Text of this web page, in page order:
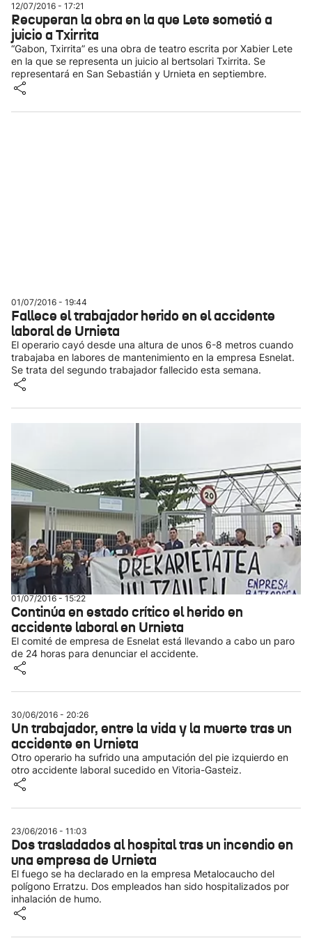
12/07/2016 - 17:21
Recuperan la obra en la que Lete sometió a
juicio a Txirrita
“Gabon, Txirrita” es una obra de teatro escrita por Xabier Lete
en la que se representa un juicio al bertsolari Txirrita. Se
representará en San Sebastián y Urnieta en septiembre.
01/07/2016 - 19:44
Fallece el trabajador herido en el accidente
laboral de Urnieta
El operario cayó desde una altura de unos 6-8 metros cuando
trabajaba en labores de mantenimiento en la empresa Esnelat.
Se trata del segundo trabajador fallecido esta semana.
01/07/2016 - 15:22
Continúa en estado crítico el herido en
accidente laboral en Urnieta
El comité de empresa de Esnelat está llevando a cabo un paro
de 24 horas para denunciar el accidente.
30/06/2016 - 20:26
Un trabajador, entre la vida y la muerte tras un
accidente en Urnieta
Otro operario ha sufrido una amputación del pie izquierdo en
otro accidente laboral sucedido en Vitoria-Gasteiz.
23/06/2016 - 11:03
Dos trasladados al hospital tras un incendio en
una empresa de Urnieta
El fuego se ha declarado en la empresa Metalocaucho del
polígono Erratzu. Dos empleados han sido hospitalizados por
inhalación de humo.